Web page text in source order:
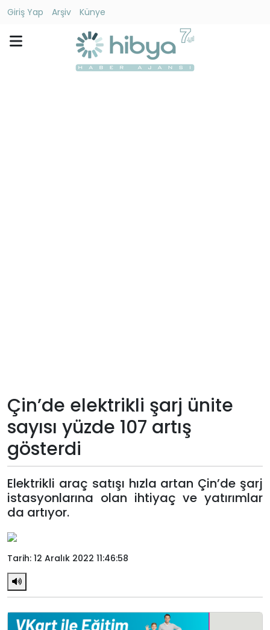
Giriş Yap Arşiv
Künye
Giriş
Yap
Çin’de elektrikli şarj ünite
sayısı yüzde 107 artış
gösterdi
Elektrikli araç satışı hızla artan Çin’de şarj
istasyonlarına olan ihtiyaç ve yatırımlar
da artıyor.
Tarih: 12 Aralık 2022 11:46:58